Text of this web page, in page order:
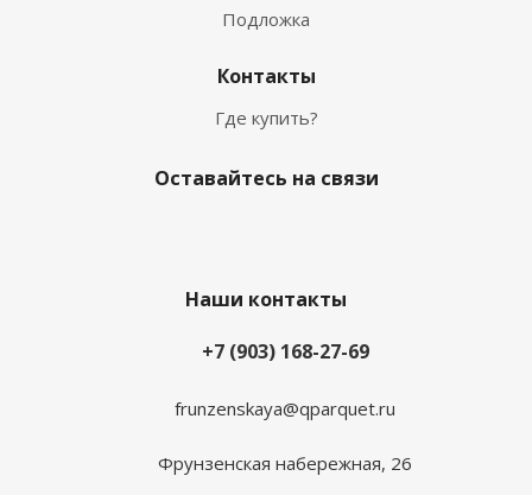
Подложка
Контакты
Где купить?
Оставайтесь на связи
Наши контакты
+7 (903) 168-27-69
frunzenskaya@qparquet.ru
Фрунзенская набережная, 26